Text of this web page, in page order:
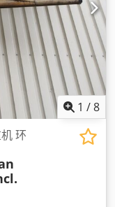
1 /8
环